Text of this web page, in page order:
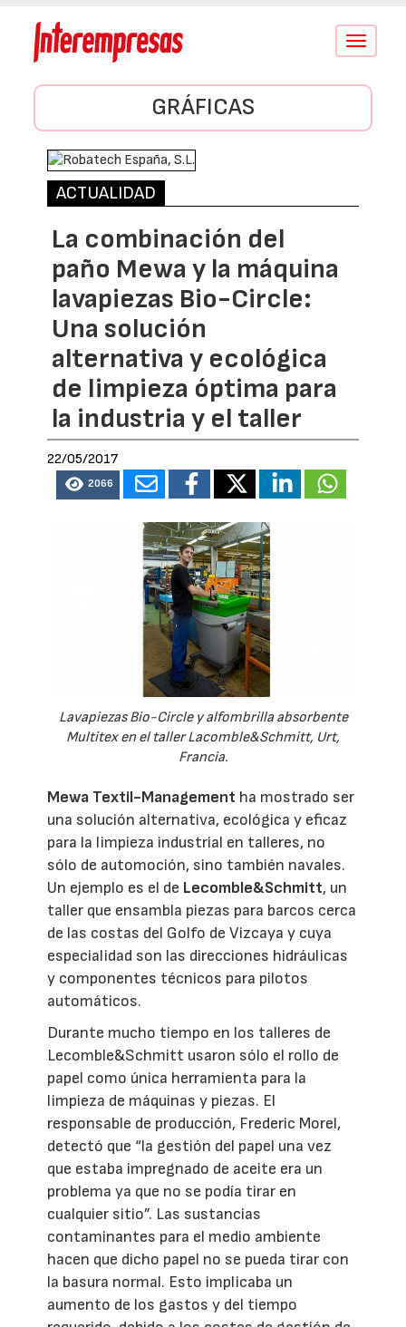
Conmutar
GRÁFICAS
ACTUALIDAD
La combinación del
paño Mewa y la máquina
lavapiezas Bio-Circle:
Una solución
alternativa y ecológica
de limpieza óptima para
la industria y el taller
22/05/2017
2066
Lavapiezas Bio-Circle y alfombrilla absorbente
Multitex en el taller Lacomble&Schmitt, Urt,
Francia.
Mewa Textil-Management ha mostrado ser
una solución alternativa, ecológica y eficaz
para la limpieza industrial en talleres, no
sólo de automoción, sino también navales.
Un ejemplo es el de Lecomble&Schmitt, un
taller que ensambla piezas para barcos cerca
de las costas del Golfo de Vizcaya y cuya
especialidad son las direcciones hidráulicas
y componentes técnicos para pilotos
automáticos.
Durante mucho tiempo en los talleres de
Lecomble&Schmitt usaron sólo el rollo de
papel como única herramienta para la
limpieza de máquinas y piezas. El
responsable de producción, Frederic Morel,
detectó que “la gestión del papel una vez
que estaba impregnado de aceite era un
problema ya que no se podía tirar en
cualquier sitio”. Las sustancias
contaminantes para el medio ambiente
hacen que dicho papel no se pueda tirar con
la basura normal. Esto implicaba un
aumento de los gastos y del tiempo